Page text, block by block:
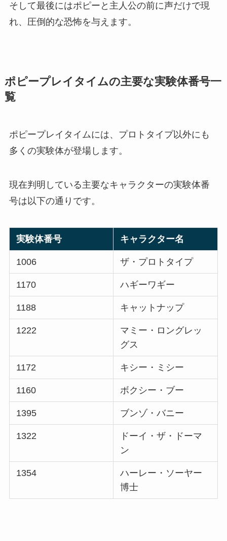
そして最後にはポピーと主人公の前に声だけで現
れ、圧倒的な恐怖を与えます。
ポピープレイタイムの主要な実験体番号一
覧
ポピープレイタイムには、プロトタイプ以外にも
多くの実験体が登場します。
現在判明している主要なキャラクターの実験体番
号は以下の通りです。
実験体番号 キャラクター名
1006 ザ・プロトタイプ
1170 ハギーワギー
1188 キャットナップ
1222
マミー・ロングレッ
グス
1172 キシー・ミシー
1160 ボクシー・ブー
1395 ブンゾ・バニー
1322
ドーイ・ザ・ドーマ
ン
1354
ハーレー・ソーヤー
博士